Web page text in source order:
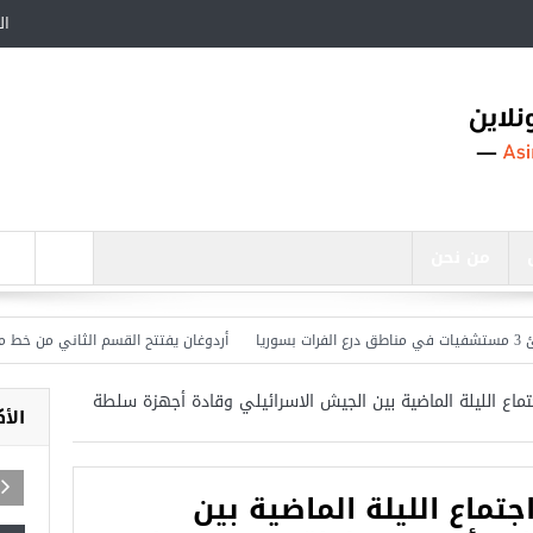
أردوغان يفتتح القسم الثاني من خط مترو
الليلة الماضية بين الجيش الاسرائيلي وقادة أجهزة سلطة
الليلة الماضية بين